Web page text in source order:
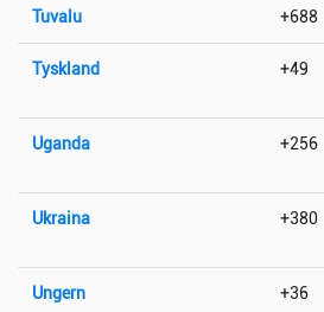
Tuvalu +688
Tyskland +49
Uganda +256
Ukraina +380
Ungern +36